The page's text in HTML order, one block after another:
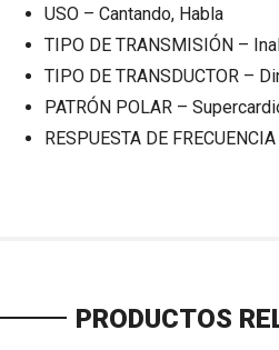
USO –Cantando, Habla
TIPO DE TRANSMISIÓN –
TIPO DE TRANSDUCTOR –
PATRÓN POLAR –
RESPUESTA DE
PRODUCTOS